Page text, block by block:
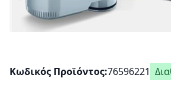
Κωδικός Προϊόντος 76596221